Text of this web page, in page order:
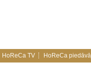
HoReCa TV HoReCa